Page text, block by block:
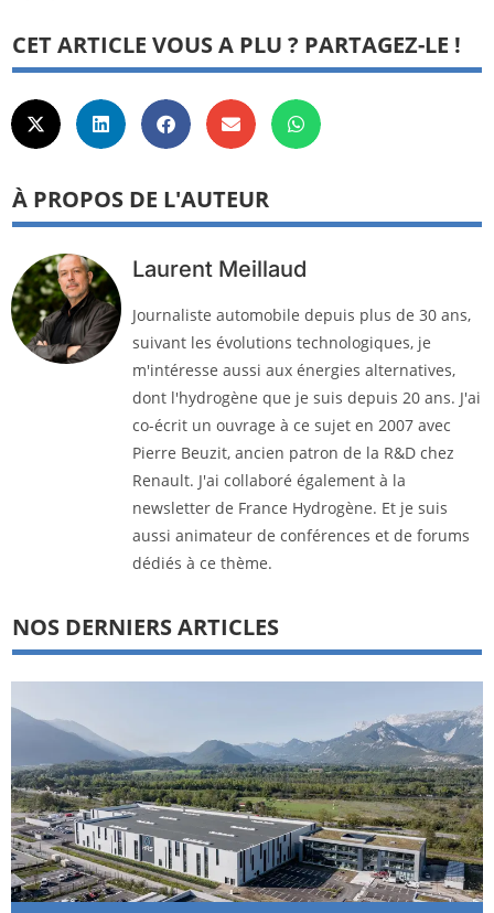
CET ARTICLE VOUS A PLU ? PARTAGEZ-LE !
À PROPOS DE L'AUTEUR
Laurent Meillaud
Journaliste automobile depuis plus de 30 ans,
suivant les évolutions technologiques, je
m'intéresse aussi aux énergies alternatives,
dont l'hydrogène que je suis depuis 20 ans. J'ai
co-écrit un ouvrage à ce sujet en 2007 avec
Pierre Beuzit, ancien patron de la R&D chez
Renault. J'ai collaboré également à la
newsletter de France Hydrogène. Et je suis
aussi animateur de conférences et de forums
dédiés à ce thème.
NOS DERNIERS ARTICLES